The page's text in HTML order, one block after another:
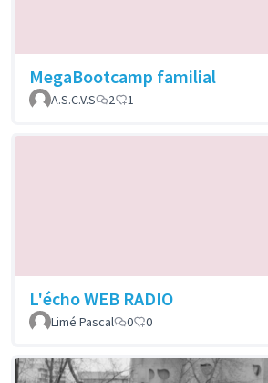
MegaBootcamp familial
A.S.C.V.S
2 1
L'écho WEB RADIO
Limé Pascal
0 0